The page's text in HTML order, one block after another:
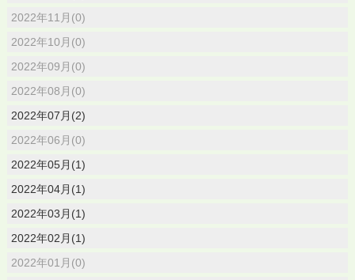
2022年11月(0)
2022年10月(0)
2022年09月(0)
2022年08月(0)
2022年07月(2)
2022年06月(0)
2022年05月(1)
2022年04月(1)
2022年03月(1)
2022年02月(1)
2022年01月(0)